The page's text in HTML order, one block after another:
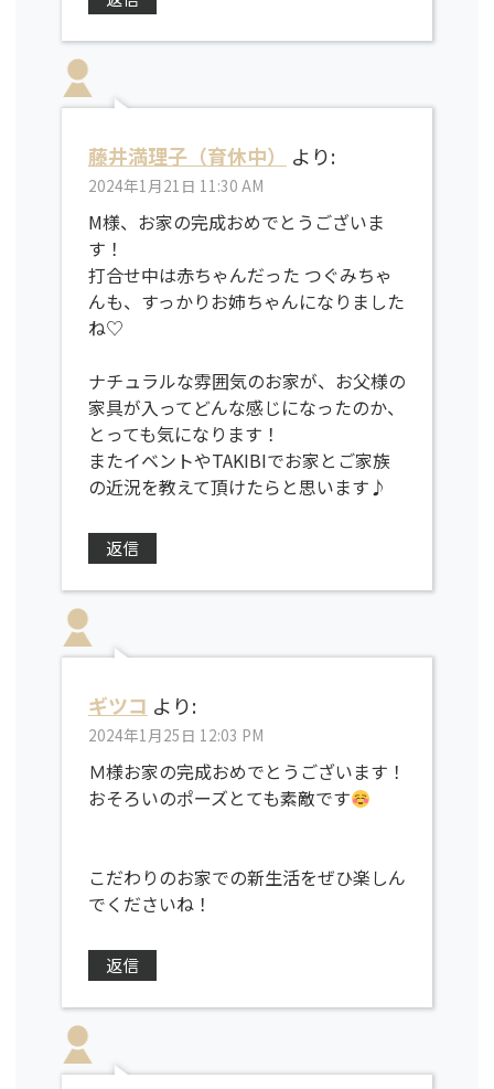
藤井満理子（育休中） より:
2024年1月21日 11:30 AM
M様、お家の完成おめでとうございま
す！
打合せ中は赤ちゃんだった つぐみちゃ
んも、すっかりお姉ちゃんになりました
ね♡
ナチュラルな雰囲気のお家が、お父様の
家具が入ってどんな感じになったのか、
とっても気になります！
またイベントやTAKIBIでお家とご家族
の近況を教えて頂けたらと思います♪
返信
ギツコ より:
2024年1月25日 12:03 PM
Ｍ様お家の完成おめでとうございます！
おそろいのポーズとても素敵です
こだわりのお家での新生活をぜひ楽しん
でくださいね！
返信